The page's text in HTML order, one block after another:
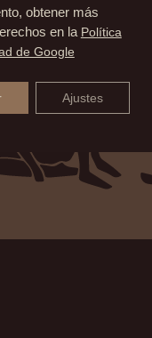
obtener más
en la Política
de Google
Ajustes